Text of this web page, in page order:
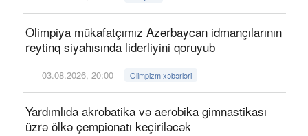
Olimpiya mükafatçımız Azərbaycan idmançılarının
reytinq siyahısında liderliyini qoruyub
03.08.2026, 20:00 Olimpizm xəbərləri
Yardımlıda akrobatika və aerobika gimnastikası
üzrə ölkə çempionatı keçiriləcək